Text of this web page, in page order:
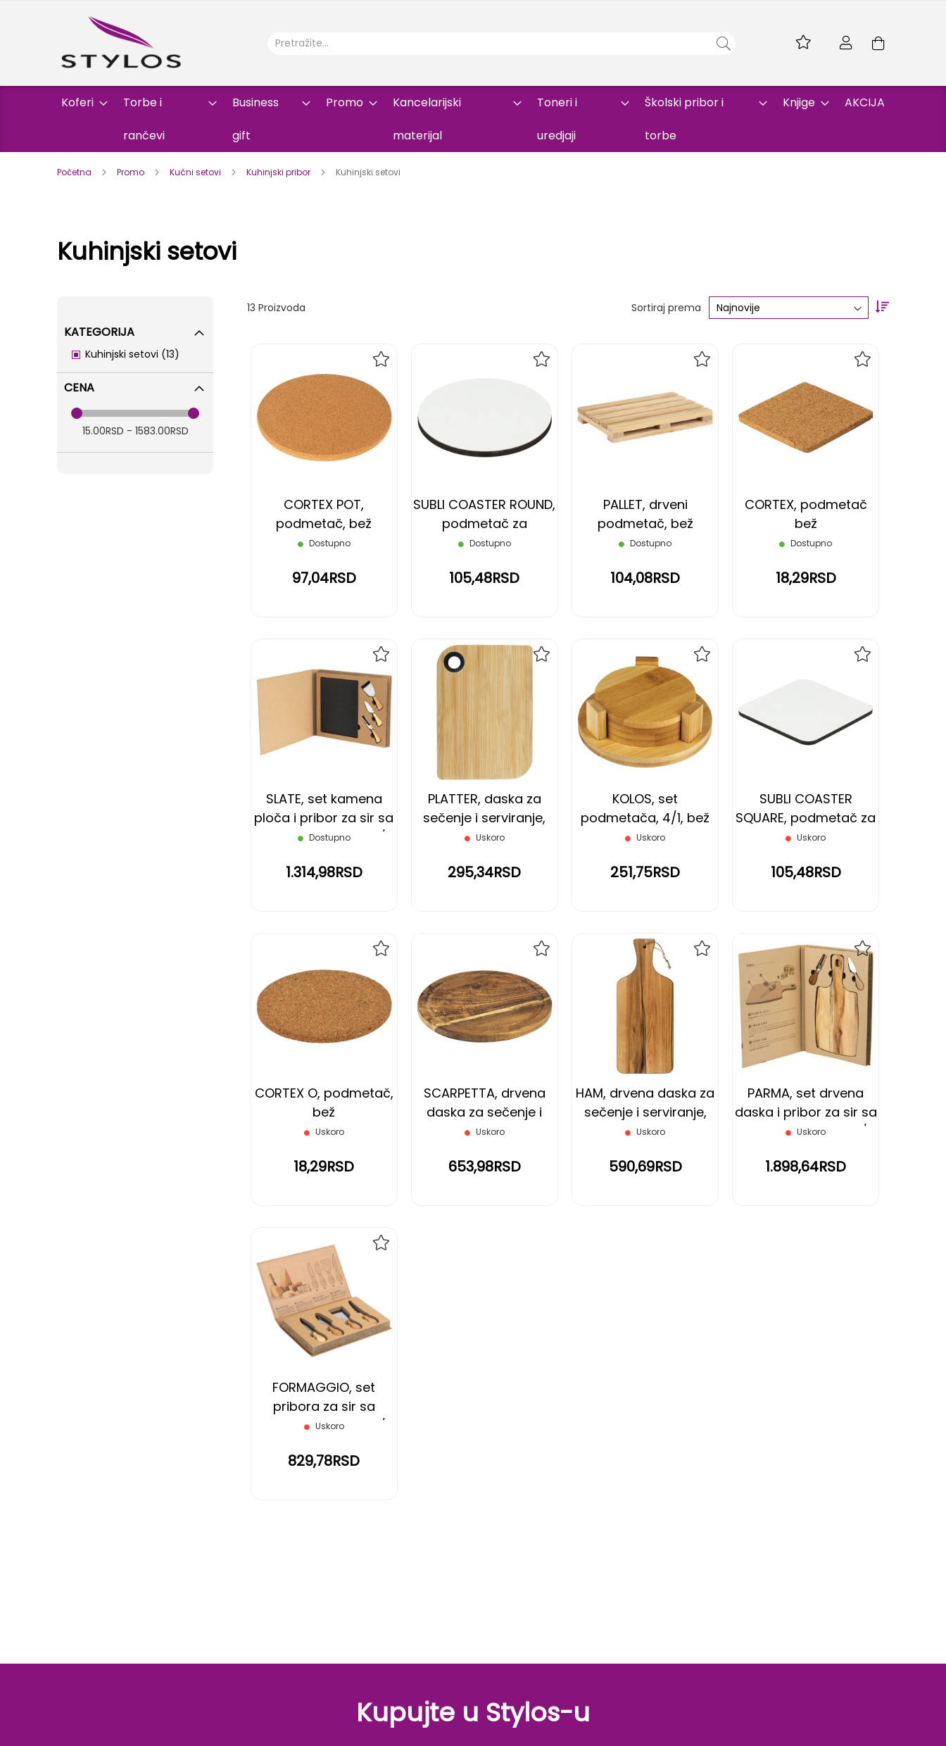
Skip
Koferi Torbe i
rančevi
Business
gift
Promo Kancelarijski
materijal
Toneri i
uredjaji
Školski pribor i
torbe
Knjige AKCIJA
Početna Promo Kućni setovi Kuhinjski pribor Kuhinjski setovi
Kuhinjski setovi
13 Proizvoda Sortiraj prema
Set
CORTEX POT,
podmetač, bež
Dostupno
97,04RSD
NA
LISTU
SUBLI COASTER ROUND,
podmetač za
sublimaciju, beli
Dostupno
105,48RSD
LISTU
PALLET, drveni
podmetač, bež
Dostupno
104,08RSD
NA
LISTU
CORTEX, podmetač
bež
Dostupno
18,29RSD
NA
LISTU
SLATE, set kamena
ploča i pribor za sir sa
drvenom drškom, 4/1,
Dostupno
1.314,98RSD
DODAJ
NA
LISTU
ŽELJA
PLATTER, daska za
sečenje i serviranje,
bež
Uskoro
295,34RSD
KOLOS, set
podmetača, 4/1, bež
Uskoro
251,75RSD
NA
LISTU
ŽELJA
SUBLI COASTER
SQUARE, podmetač za
sublimaciju, beli
Uskoro
105,48RSD
LISTU
CORTEX O, podmetač,
bež
Uskoro
18,29RSD
NA
LISTU
SCARPETTA, drvena
daska za sečenje i
serviranje, braon
Uskoro
653,98RSD
NA
LISTU
HAM, drvena daska za
sečenje i serviranje,
braon
Uskoro
590,69RSD
PARMA, set drvena
daska i pribor za sir sa
drvenom drškom, 3/1,
Uskoro
1.898,64RSD
DODAJ
NA
LISTU
ŽELJA
FORMAGGIO, set
pribora za sir sa
drvenom drškom, 4/1,
Uskoro
829,78RSD
LISTU
ŽELJA
KATEGORIJA
Kuhinjski setovi 13
items
CENA
15.00RSD - 1583.00RSD
Kupujte u Stylos-u